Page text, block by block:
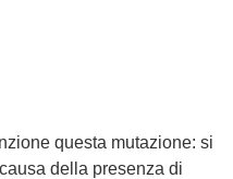
questa mutazione: si
della presenza di